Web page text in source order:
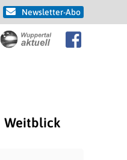
Newsletter-Abo
Weitblick